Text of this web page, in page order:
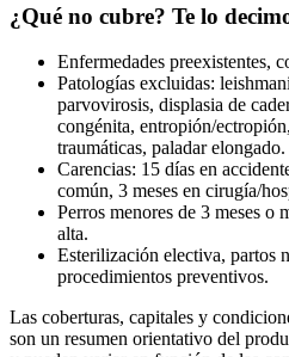
¿Qué no cubre? Te lo
Enfermedades preexistentes,
Patologías excluidas:
parvovirosis, displasia de
congénita, entropión/
traumáticas, paladar elongado.
Carencias: 15 días en
común, 3 meses en cirugía/
Perros menores de 3 meses o
alta.
Esterilización electiva, partos
procedimientos preventivos.
Las coberturas, capitales y
son un resumen orientativo del